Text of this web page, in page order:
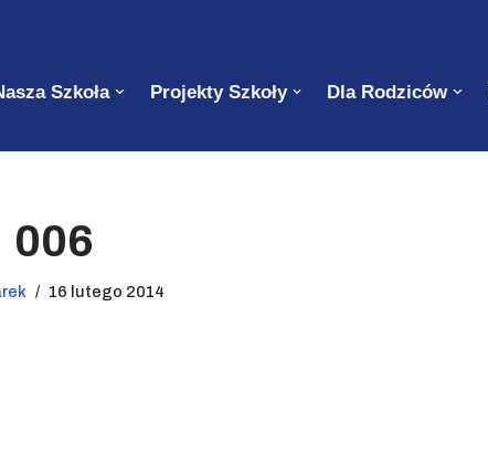
Szkoła Projekty Szkoły Dla Rodziców
006
16 lutego 2014